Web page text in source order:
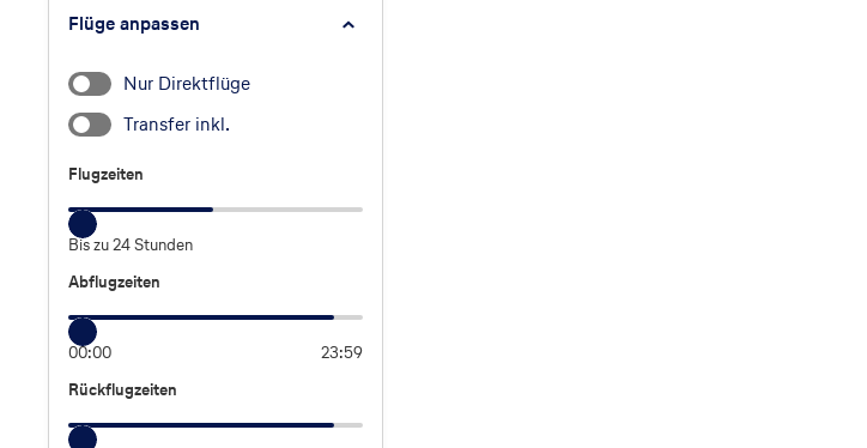
Flüge anpassen
Nur Direktflüge
Transfer inkl.
Flugzeiten
Flugzeiten
Bis zu 24 Stunden
Abflugzeiten
Abflugzeiten
00:00 23:59
Rückflugzeiten
Rückflugzeiten